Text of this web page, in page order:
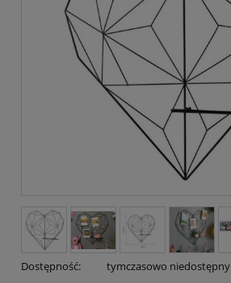
Dostępność: tymczasowo niedostępny